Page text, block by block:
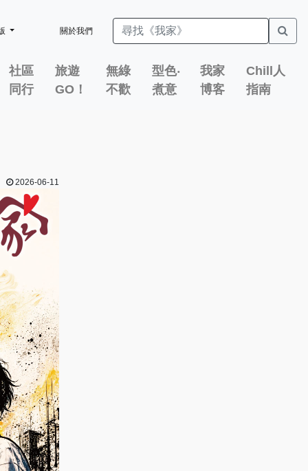
關於我們
社區
同行
旅遊
GO！
無綠
不歡
型色‧
煮意
我家
博客
Chill人
指南
2026-06-11